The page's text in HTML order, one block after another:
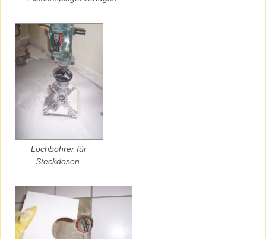
Lochbohrer für
Steckdosen.